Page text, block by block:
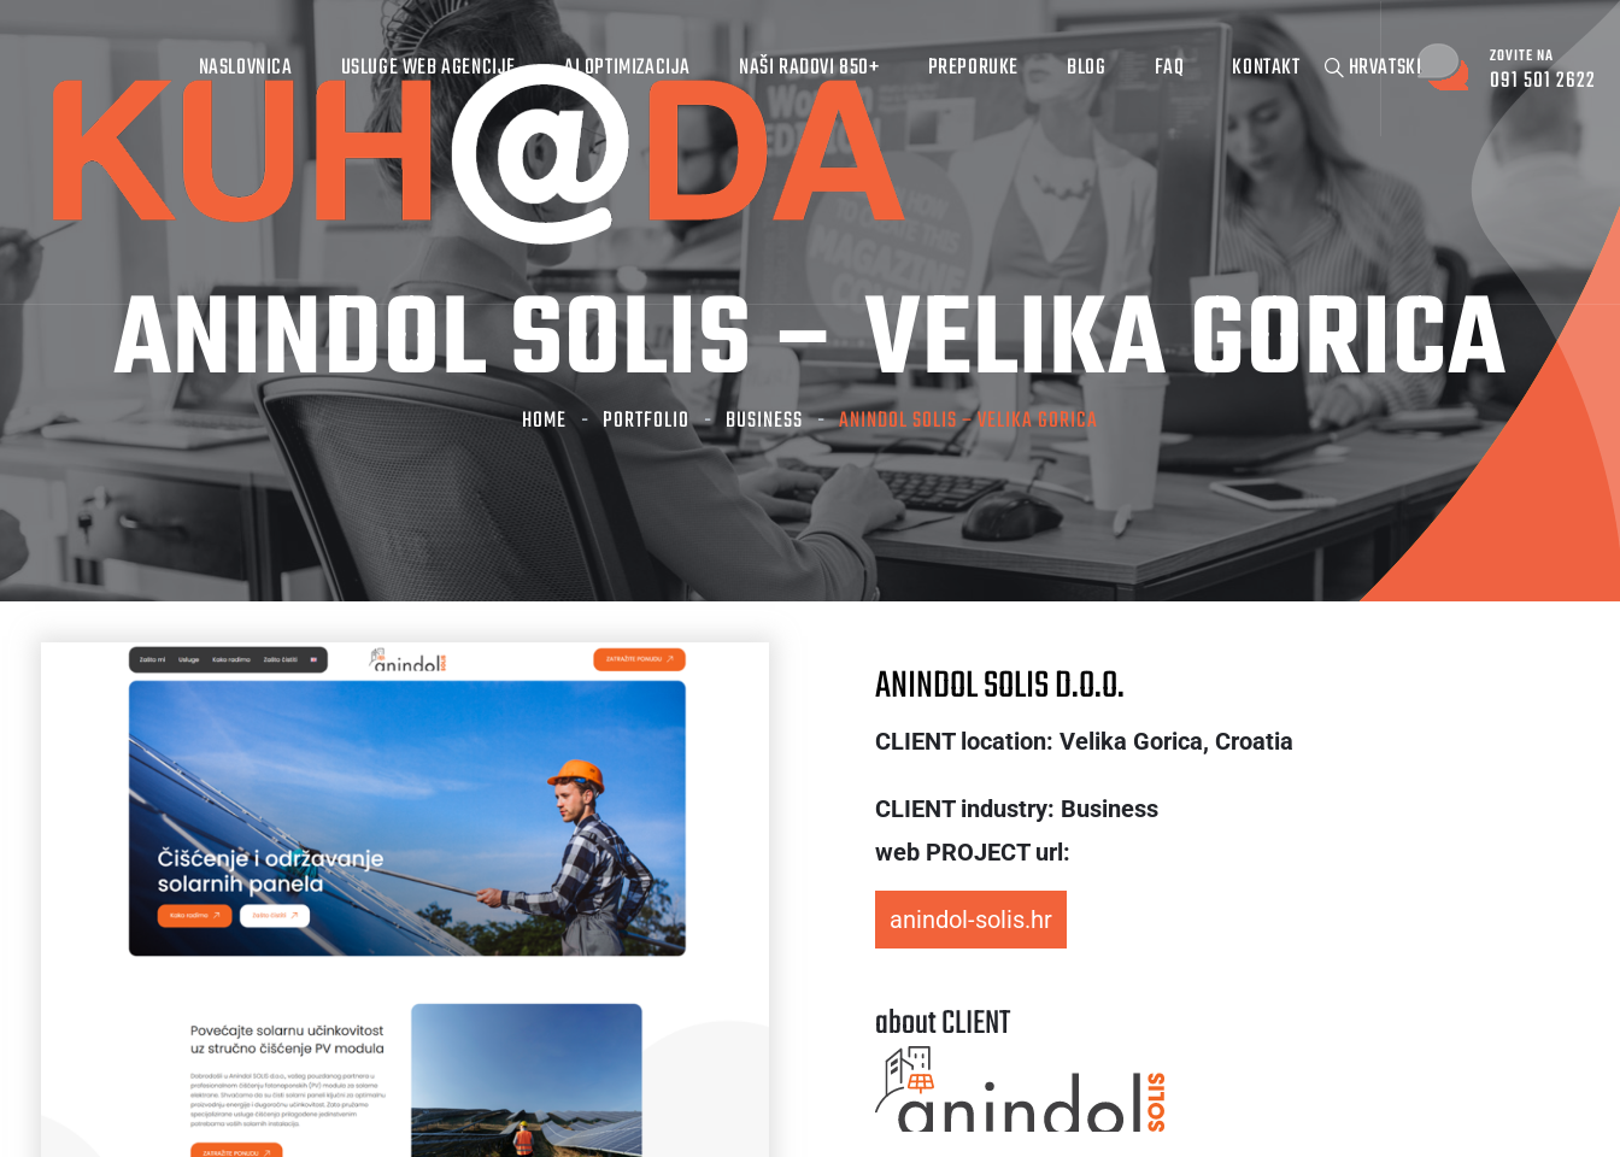
NASLOVNICA USLUGE WEB AGENCIJE AI OPTIMIZACIJA NAŠI RADOVI 850+ PREPORUKE BLOG FAQ KONTAKT HRVATSKI ZOVITE NA
091 501 2622
ANINDOL SOLIS – VELIKA GORICA
HOME PORTFOLIO BUSINESS ANINDOL SOLIS – VELIKA GORICA
ANINDOL SOLIS D.O.O.
CLIENT location: Velika Gorica, Croatia
CLIENT industry: Business
web PROJECT url:
anindol-solis.hr
about CLIENT